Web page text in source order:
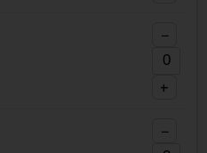
−
+
−